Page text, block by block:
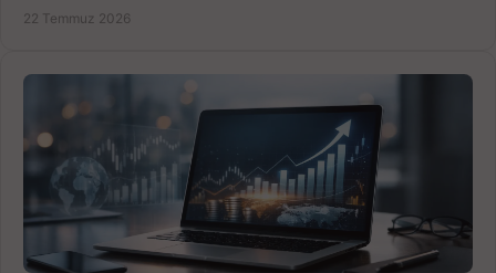
22 Temmuz 2026